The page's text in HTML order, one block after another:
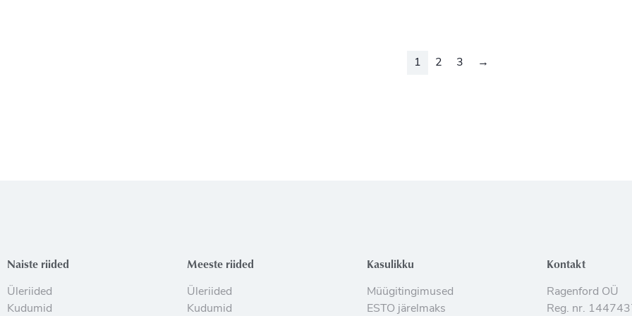
1 2 3 →
Naiste riided
Üleriided
Kudumid
Meeste riided
Üleriided
Kudumid
Kasulikku
Müügitingimused
ESTO järelmaks
Kontakt
Ragenford OÜ
Reg. nr.